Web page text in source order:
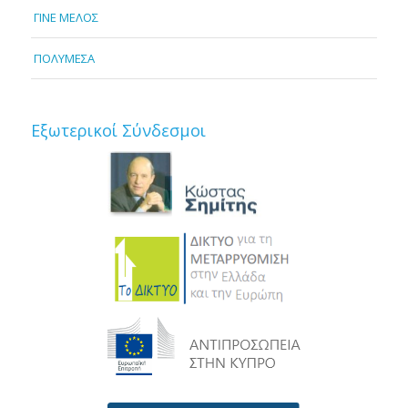
ΓΙΝΕ ΜΕΛΟΣ
ΠΟΛΥΜΕΣΑ
Εξωτερικοί Σύνδεσμοι